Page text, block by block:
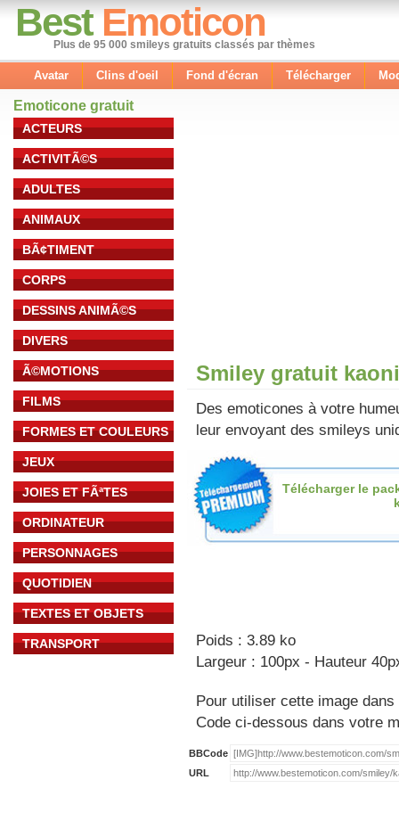
Best Emoticon
Plus de 95 000 smileys gratuits classés par thèmes
Avatar Clins d'oeil Fond d'écran Télécharger
Emoticone gratuit
ACTEURS
ACTIVITÃ©S
ADULTES
ANIMAUX
BÃ¢TIMENT
CORPS
DESSINS ANIMÃ©S
DIVERS
Ã©MOTIONS
FILMS
FORMES ET COULEURS
JEUX
JOIES ET FÃªTES
ORDINATEUR
PERSONNAGES
QUOTIDIEN
TEXTES ET OBJETS
TRANSPORT
Smiley gratuit kaoni
Des emoticones à votre
leur envoyant des smileys
Télécharger le
Poids : 3.89 ko
Largeur : 100px - Hauteur
Pour utiliser cette image
Code ci-dessous dans votre
BBCode
URL